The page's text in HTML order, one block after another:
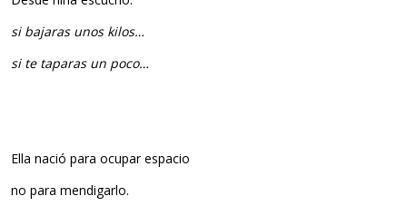
si bajaras unos kilos…
si te taparas un poco…
Ella nació para ocupar espacio
no para mendigarlo.